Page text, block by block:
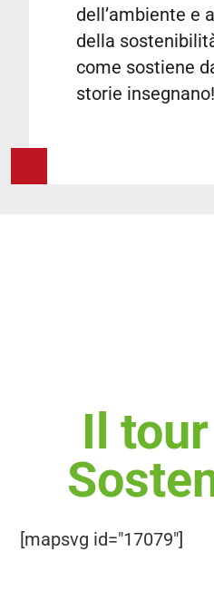
dell’ambiente e
della
come sostiene
storie
Il
[mapsvg id="17079"]